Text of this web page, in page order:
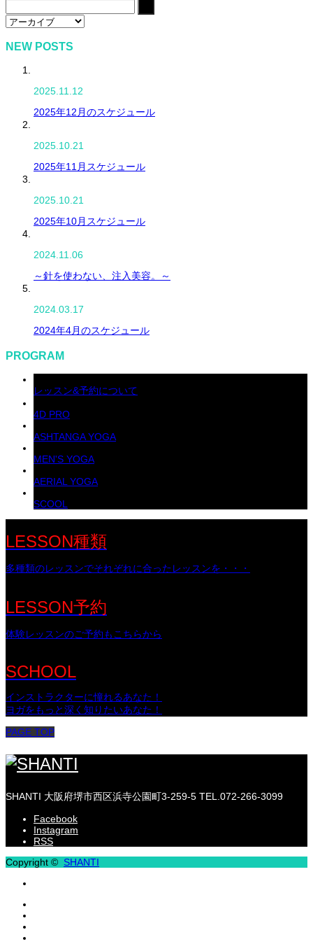
NEW POSTS
2025.11.12
2025年12月のスケジュール
2025.10.21
2025年11月スケジュール
2025.10.21
2025年10月スケジュール
2024.11.06
～針を使わない、注入美容。～
2024.03.17
2024年4月のスケジュール
PROGRAM
レッスン&予約について
4D PRO
ASHTANGA YOGA
MEN'S YOGA
AERIAL YOGA
SCOOL
LESSON種類
多種類のレッスンでそれぞれに合ったレッスンを・・・
LESSON予約
体験レッスンのご予約もこちらから
SCHOOL
インストラクターに憧れるあなた！
ヨガをもっと深く知りたいあなた！
PAGE TOP
SHANTI 大阪府堺市西区浜寺公園町3-259-5 TEL.072-266-3099
Facebook
Instagram
RSS
Copyright © SHANTI